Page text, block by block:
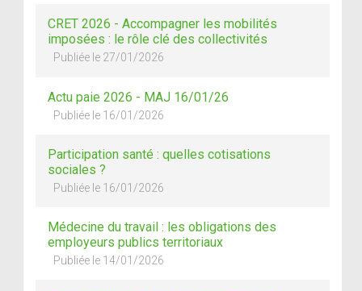
CRET 2026 - Accompagner les mobilités
imposées : le rôle clé des collectivités
Publiée le 27/01/2026
Actu paie 2026 - MAJ 16/01/26
Publiée le 16/01/2026
Participation santé : quelles cotisations
sociales ?
Publiée le 16/01/2026
Médecine du travail : les obligations des
employeurs publics territoriaux
Publiée le 14/01/2026